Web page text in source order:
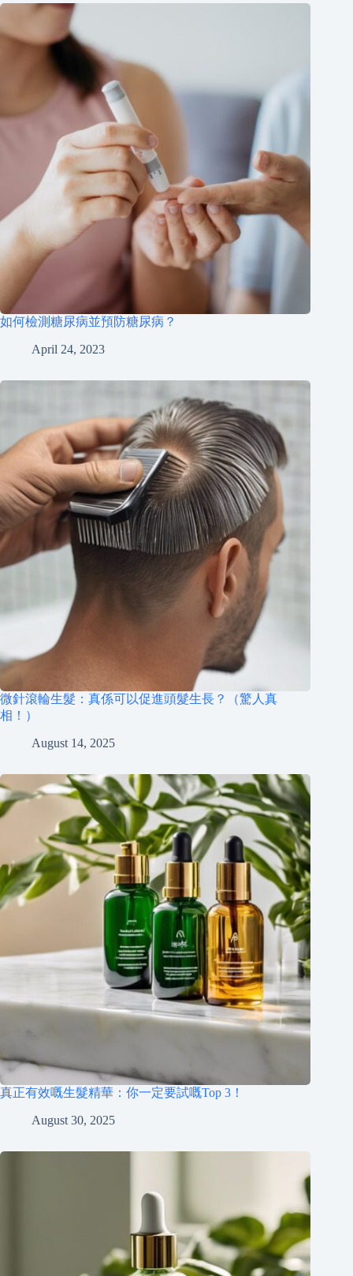
如何檢測糖尿病並預防糖尿病？
April 24, 2023
微針滾輪生髮：真係可以促進頭髮生長？（驚人真
相！）
August 14, 2025
真正有效嘅生髮精華：你一定要試嘅Top 3！
August 30, 2025